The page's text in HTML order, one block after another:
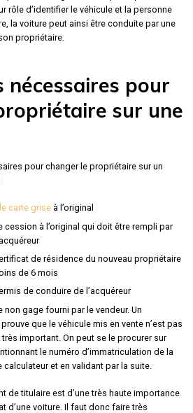
rôle d’identifier le véhicule et la personne
la voiture peut ainsi être conduite par une
propriétaire.
nécessaires pour
sur une
pour changer le propriétaire sur un
carte grise à l’original
cession à l’original qui doit être rempli par
de résidence du nouveau propriétaire
de 6 mois
de conduire de l’acquéreur
non gage fourni par le vendeur. Un
que le véhicule mis en vente n’est pas
important. On peut se le procurer sur
le numéro d’immatriculation de la
calculateur et en validant par la suite.
de titulaire est d’une très haute importance
d’une voiture. Il faut donc faire très